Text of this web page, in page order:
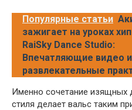
Популярные статьи
зажигает на уроках
RaiSky Dance Studio:
Впечатляющие видео и
развлекательные
Именно сочетание изящных
стиля делает вальс таким